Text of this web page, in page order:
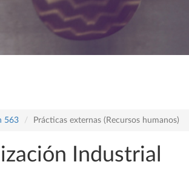
563 Prácticas externas (Recursos humanos)
Industrial